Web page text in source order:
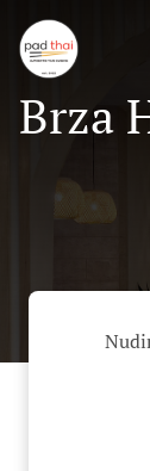
Brza